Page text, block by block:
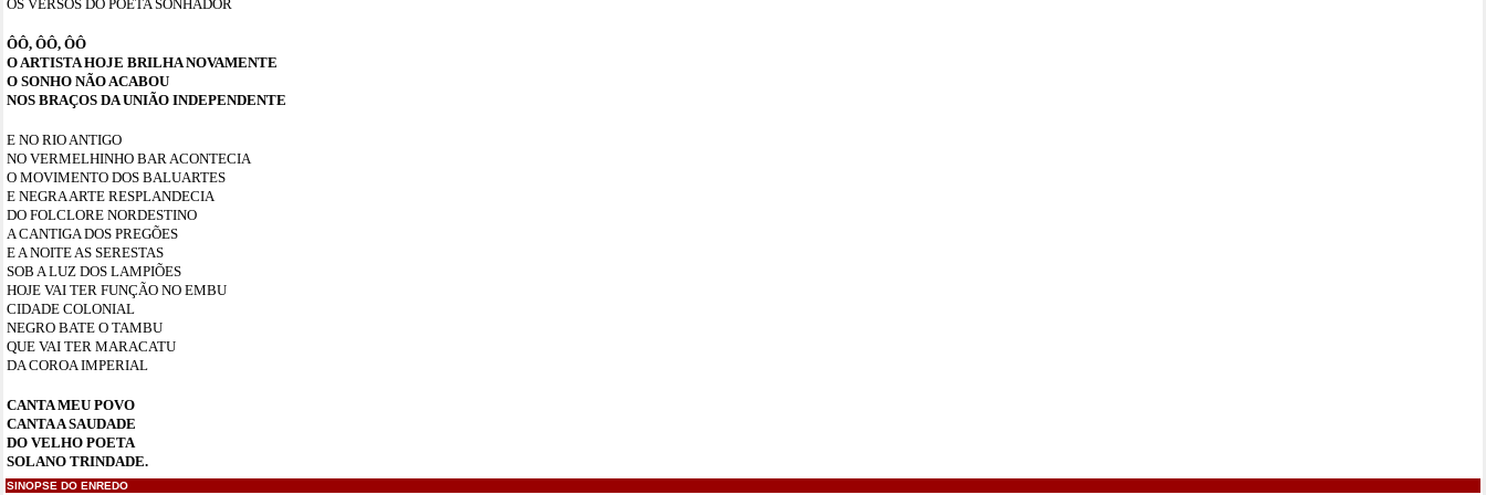
OS VERSOS DO POETA SONHADOR
ÔÔ, ÔÔ, ÔÔ
O ARTISTA HOJE BRILHA NOVAMENTE
O SONHO NÃO ACABOU
NOS BRAÇOS DA UNIÃO INDEPENDENTE
E NO RIO ANTIGO
NO VERMELHINHO BAR ACONTECIA
O MOVIMENTO DOS BALUARTES
E NEGRA ARTE RESPLANDECIA
DO FOLCLORE NORDESTINO
A CANTIGA DOS PREGÕES
E A NOITE AS SERESTAS
SOB A LUZ DOS LAMPIÕES
HOJE VAI TER FUNÇÃO NO EMBU
CIDADE COLONIAL
NEGRO BATE O TAMBU
QUE VAI TER MARACATU
DA COROA IMPERIAL
CANTA MEU POVO
CANTA A SAUDADE
DO VELHO POETA
SOLANO TRINDADE.
SINOPSE DO ENREDO